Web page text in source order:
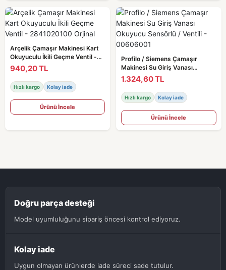
Arçelik Çamaşır Makinesi Kart
Okuyuculu İkili Geçme Ventil -
2841020100 Orjinal
940,20 TL
Hızlı kargo Kolay iade
Ürünü İncele
Profilo / Siemens Çamaşır
Makinesi Su Giriş Vanası
Okuyucu Sensörlü / Ventili -
00606001
1.324,60 TL
Hızlı kargo Kolay iade
Ürünü İncele
Doğru parça desteği
Model uyumluluğunu sipariş öncesi kontrol ediyoruz.
Kolay iade
Uygun olmayan ürünlerde iade süreci sade tutulur.